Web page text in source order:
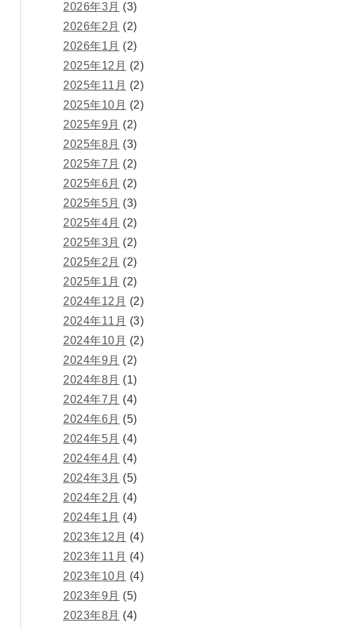
2026年3月 (3)
2026年2月 (2)
2026年1月 (2)
2025年12月 (2)
2025年11月 (2)
2025年10月 (2)
2025年9月 (2)
2025年8月 (3)
2025年7月 (2)
2025年6月 (2)
2025年5月 (3)
2025年4月 (2)
2025年3月 (2)
2025年2月 (2)
2025年1月 (2)
2024年12月 (2)
2024年11月 (3)
2024年10月 (2)
2024年9月 (2)
2024年8月 (1)
2024年7月 (4)
2024年6月 (5)
2024年5月 (4)
2024年4月 (4)
2024年3月 (5)
2024年2月 (4)
2024年1月 (4)
2023年12月 (4)
2023年11月 (4)
2023年10月 (4)
2023年9月 (5)
2023年8月 (4)